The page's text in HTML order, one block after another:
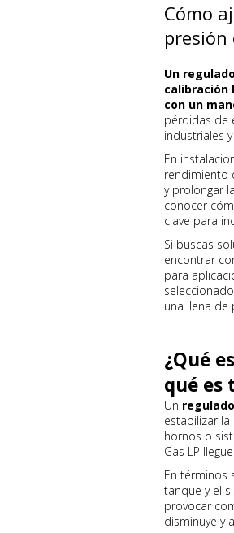
Cómo
presión
Un
calibración
con un
pérdidas de
industriales
En
rendimiento
y prolongar
conocer
clave para
Si buscas
encontrar
para
una llena de
¿Qué
qué
Un
estabilizar
hornos o
Gas LP
En términos
tanque y el
provocar
disminuye y